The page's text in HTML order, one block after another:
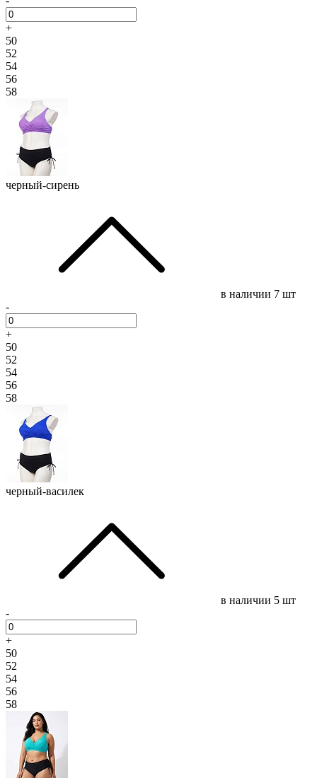
+
50
52
54
56
58
черный-сирень
в наличии 7 шт
-
+
50
52
54
56
58
черный-василек
в наличии 5 шт
-
+
50
52
54
56
58